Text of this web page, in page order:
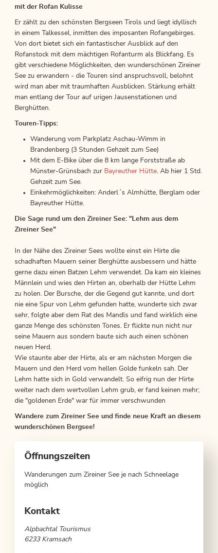
mit der Rofan Kulisse
Er zählt zu den schönsten Bergseen Tirols und liegt idyllisch
in einem Talkessel, inmitten des imposanten Rofangebirges.
Von dort bietet sich ein fantastischer Ausblick auf den
Rofanstock mit dem mächtigen Rofanturm als Blickfang. Es
gibt verschiedene Möglichkeiten, den wunderschönen Zireiner
See zu erwandern - die Touren sind anspruchsvoll, belohnt
wird man aber mit traumhaften Ausblicken. Stärkung erhält
man entlang der Tour auf urigen Jausenstationen und
Berghütten.
Touren-Tipps:
Wanderung vom Parkplatz Aschau-Wimm in
Brandenberg (3 Stunden Gehzeit zum See)
Mit dem E-Bike über die 8 km lange Forststraße ab
Münster-Grünsbach zur Bayreuther Hütte . Ab hier 1 Std.
Gehzeit zum See.
Einkehrmöglichkeiten: Anderl´s Almhütte, Berglam oder
Bayreuther Hütte.
Die Sage rund um den Zireiner See: "Lehm aus dem
Zireiner See"
In der Nähe des Zireiner Sees wollte einst ein Hirte die
schadhaften Mauern seiner Berghütte ausbessern und hätte
gerne dazu einen Batzen Lehm verwendet. Da kam ein kleines
Männlein und wies den Hirten an, oberhalb der Hütte Lehm
zu holen. Der Bursche, der die Gegend gut kannte, und dort
nie eine Spur von Lehm gefunden hatte, wunderte sich zwar
sehr, folgte aber dem Rat des Mandls und fand wirklich eine
ganze Menge des schönsten Tones. Er flickte nun nicht nur
seine Mauern aus sondern baute sich auch einen schönen
neuen Herd.
Wie staunte aber der Hirte, als er am nächsten Morgen die
Mauern und den Herd vom hellen Golde funkeln sah. Der
Lehm hatte sich in Gold verwandelt. So eifrig nun der Hirte
weiter nach dem wertvollen Lehm grub, er fand keinen mehr;
die "goldenen Erde" war für immer verschwunden
Wandere zum Zireiner See und finde neue Kraft an diesem
wunderschönen Bergsee!
Öffnungszeiten
Wanderungen zum Zireiner See je nach Schneelage
möglich
Kontakt
Alpbachtal Tourismus
6233 Kramsach